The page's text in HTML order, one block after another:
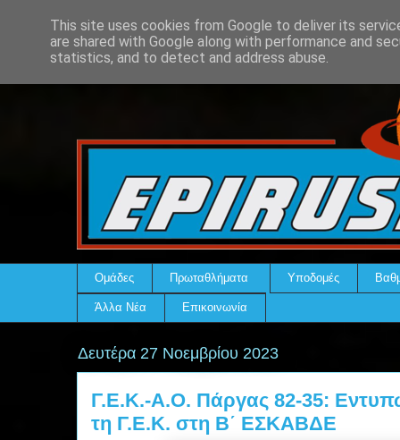
Ομάδες Πρωταθλήματα Υποδομές
Άλλα Νέα Επικοινωνία
Δευτέρα 27 Νοεμβρίου 2023
Γ.Ε.Κ.-Α.Ο. Πάργας 82-35:
τη Γ.Ε.Κ. στη Β΄ ΕΣΚΑΒΔΕ
This site uses cookies from Google to deliver its
are shared with Google along with performance and
statistics, and to detect and address abuse.